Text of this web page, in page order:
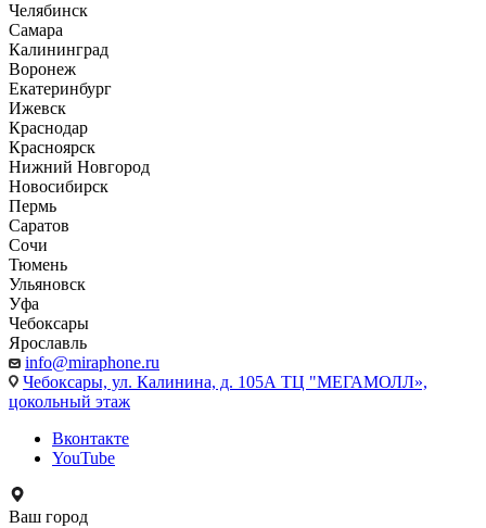
Челябинск
Самара
Калининград
Воронеж
Екатеринбург
Ижевск
Краснодар
Красноярск
Нижний Новгород
Новосибирск
Пермь
Саратов
Сочи
Тюмень
Ульяновск
Уфа
Чебоксары
Ярославль
info@miraphone.ru
Чебоксары, ул. Калинина, д. 105А ТЦ "МЕГАМОЛЛ»,
цокольный этаж
Вконтакте
YouTube
Ваш город